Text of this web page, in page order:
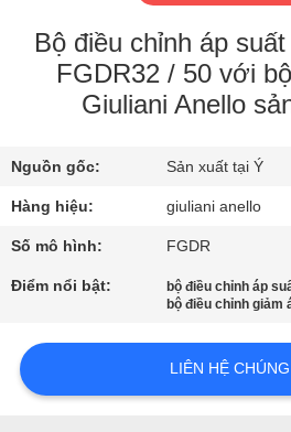
CHUYẾN
THAM
QUAN
MÁY
KIỂM
SOÁT
LƯỢNG
Bộ điều chỉnh áp
FGDR32 / 50 với
Giuliani Anello
Nguồn gốc: Sản xuất tại Ý
Hàng hiệu: giuliani anello
Số mô hình: FGDR
Điểm nổi bật: bộ điều chỉnh áp
bộ điều chỉnh giảm
LIÊN HỆ